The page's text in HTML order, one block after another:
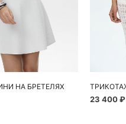
НА БРЕТЕЛЯХ
23 400 ₽